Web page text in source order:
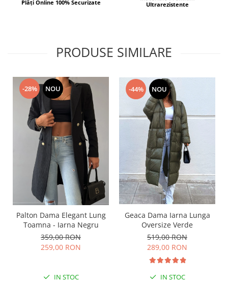
Plăți Online 100% Securizate
Ultrarezistente
PRODUSE SIMILARE
-28% NOU
Palton Dama Elegant Lung
Toamna - Iarna Negru
359,00 RON
259,00 RON
IN STOC
-44% NOU
Geaca Dama Iarna Lunga
Oversize Verde
519,00 RON
289,00 RON
IN STOC